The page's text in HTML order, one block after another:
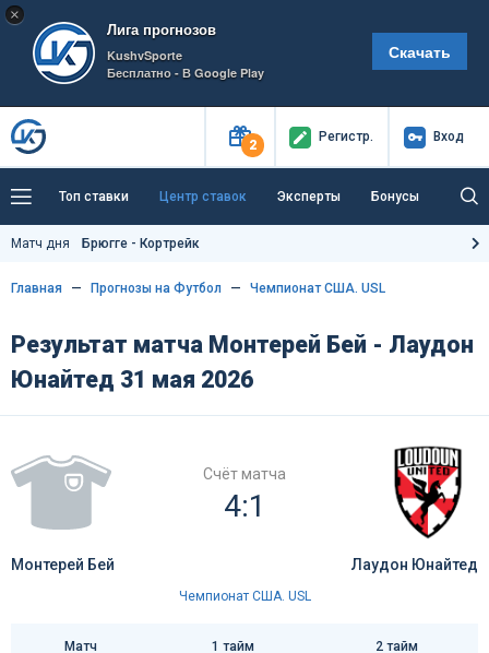
×
Лига прогнозов
KushvSporte
Бесплатно - В Google Play
Скачать
2
Регистр. Вход
Топ ставки Центр ставок Эксперты Бонусы
Тренды Букмекеры
Как тут заработать?
Матч дня Брюгге - Кортрейк
Главная Прогнозы на Футбол Чемпионат США. USL
Результат матча Монтерей Бей - Лаудон
Юнайтед 31 мая 2026
Счёт матча
4:1
Монтерей Бей Лаудон Юнайтед
Чемпионат США. USL
Матч 1 тайм 2 тайм